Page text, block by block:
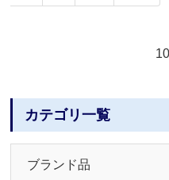
カテゴリ一覧
ブランド品